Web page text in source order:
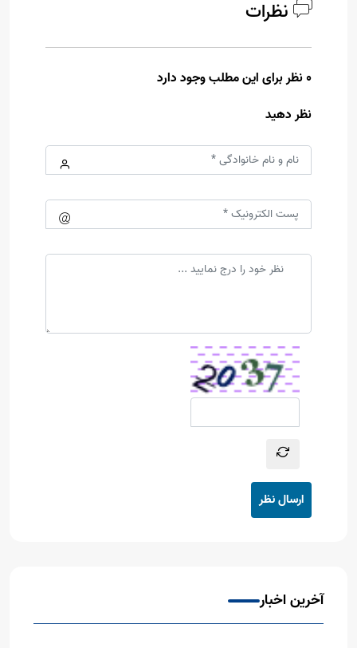
نظرات
0 نظر برای این مطلب وجود دارد
نظر دهید
ارسال نظر
آخرین اخبار